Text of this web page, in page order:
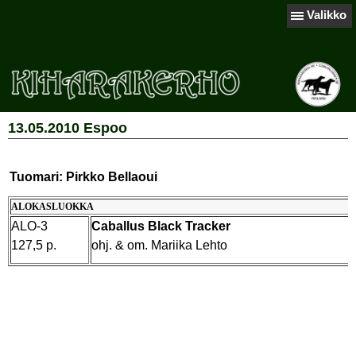
Valikko
13.05.2010 Espoo
Tuomari: Pirkko Bellaoui
ALOKASLUOKKA
ALO-3
127,5 p.
Caballus Black Tracker
ohj. & om. Mariika Lehto